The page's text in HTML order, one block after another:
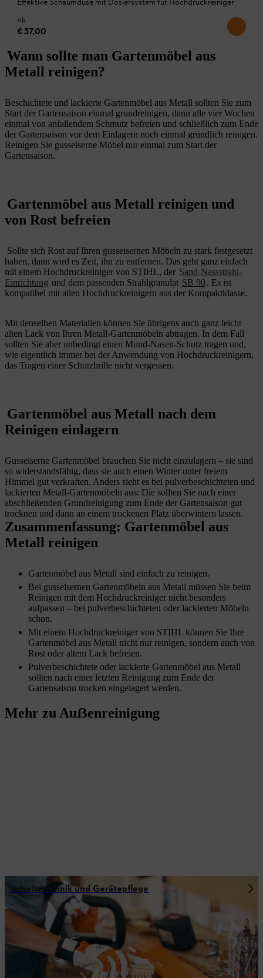
Effektive Schaumdüse mit Dosiersystem für Hochdruckreiniger
Ab
€ 37,00
Wann sollte man Gartenmöbel aus
Metall reinigen?
Beschichtete und lackierte Gartenmöbel aus Metall sollten Sie zum
Start der Gartensaison einmal grundreinigen, dann alle vier Wochen
einmal von anfallendem Schmutz befreien und schließlich zum Ende
der Gartensaison vor dem Einlagern noch einmal gründlich reinigen.
Reinigen Sie gusseiserne Möbel nur einmal zum Start der
Gartensaison.
Gartenmöbel aus Metall reinigen und
von Rost befreien
Sollte sich Rost auf Ihren gusseisernen Möbeln zu stark festgesetzt
haben, dann wird es Zeit, ihn zu entfernen. Das geht ganz einfach
mit einem Hochdruckreiniger von STIHL, der Sand-Nassstrahl-
Einrichtung und dem passenden Strahlgranulat SB 90. Es ist
kompatibel mit allen Hochdruckreinigern aus der Kompaktklasse.
Mit denselben Materialien können Sie übrigens auch ganz leicht
alten Lack von Ihren Metall-Gartenmöbeln abtragen. In dem Fall
sollten Sie aber unbedingt einen Mund-Nasen-Schutz tragen und,
wie eigentlich immer bei der Anwendung von Hochdruckreinigern,
das Tragen einer Schutzbrille nicht vergessen.
Gartenmöbel aus Metall nach dem
Reinigen einlagern
Gusseiserne Gartenmöbel brauchen Sie nicht einzulagern – sie sind
so widerstandsfähig, dass sie auch einen Winter unter freiem
Himmel gut verkraften. Anders sieht es bei pulverbeschichteten und
lackierten Metall-Gartenmöbeln aus: Die sollten Sie nach einer
abschließenden Grundreinigung zum Ende der Gartensaison gut
trocknen und dann an einem trockenen Platz überwintern lassen.
Zusammenfassung: Gartenmöbel aus
Metall reinigen
Gartenmöbel aus Metall sind einfach zu reinigen.
Bei gusseisernen Gartenmöbeln aus Metall müssen Sie beim
Reinigen mit dem Hochdruckreiniger nicht besonders
aufpassen – bei pulverbeschichteten oder lackierten Möbeln
schon.
Mit einem Hochdruckreiniger von STIHL können Sie Ihre
Gartenmöbel aus Metall nicht nur reinigen, sondern auch von
Rost oder altem Lack befreien.
Pulverbeschichtete oder lackierte Gartenmöbel aus Metall
sollten nach einer letzten Reinigung zum Ende der
Gartensaison trocken eingelagert werden.
Mehr zu Auẞenreinigung
Arbeitstechnik und Gerätepflege